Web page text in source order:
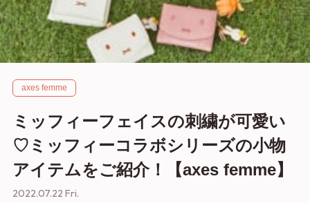
axes femme
ミッフィーフェイスの刺繍が可愛い
♡ミッフィーコラボシリーズの小物
アイテムをご紹介！【axes femme】
2022.07.22 Fri.